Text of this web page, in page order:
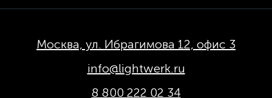
Москва, ул. Ибрагимова 12, офис 3
info@lightwerk.ru
8 800 222 02 34